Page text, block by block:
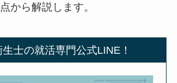
から解説します。
士の就活専門公式LINE！